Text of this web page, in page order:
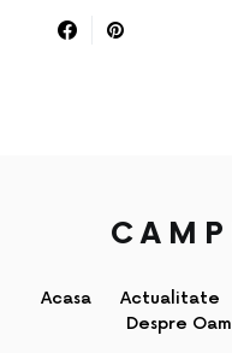
Acasa Actualitate
Despre